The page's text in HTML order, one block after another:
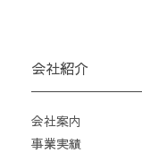
会社紹介
会社案内
事業実績